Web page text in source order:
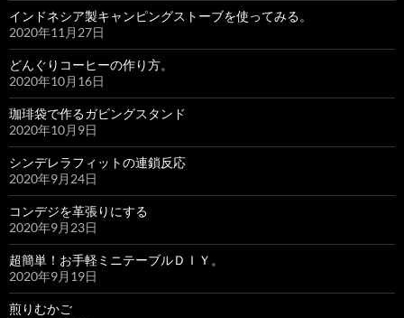
インドネシア製キャンピングストーブを使ってみる。
2020年11月27日
どんぐりコーヒーの作り方。
2020年10月16日
珈琲袋で作るガビングスタンド
2020年10月9日
シンデレラフィットの連鎖反応
2020年9月24日
コンデジを革張りにする
2020年9月23日
超簡単！お手軽ミニテーブルＤＩＹ。
2020年9月19日
煎りむかご